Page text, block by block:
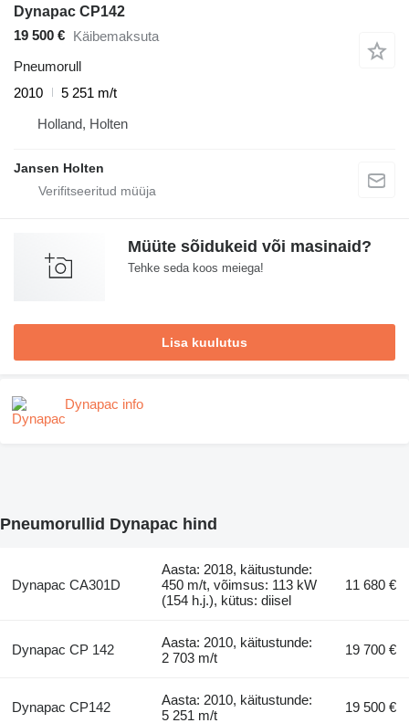
Dynapac CP142
19 500 € Käibemaksuta
Pneumorull
2010
5 251 m/t
Holland, Holten
Jansen Holten
Müüte sõidukeid või masinaid?
Tehke seda koos meiega!
Lisa kuulutus
Dynapac info
Pneumorullid Dynapac hind
Dynapac CA301D
Aasta: 2018, käitustunde:
450 m/t, võimsus: 113 kW
(154 h.j.), kütus: diisel
11 680 €
Dynapac CP 142
Aasta: 2010, käitustunde:
2 703 m/t
19 700 €
Dynapac CP142
Aasta: 2010, käitustunde:
5 251 m/t
19 500 €